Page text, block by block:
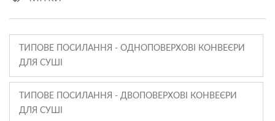
ТИПОВЕ ПОСИЛАННЯ - ОДНОПОВЕРХОВІ КОНВЕЄРИ
ДЛЯ СУШІ
ТИПОВЕ ПОСИЛАННЯ - ДВОПОВЕРХОВІ КОНВЕЄРИ
ДЛЯ СУШІ